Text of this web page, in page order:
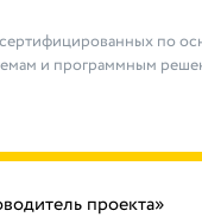
по
и программным
проекта»